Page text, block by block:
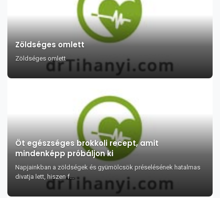
Zöldséges omlett
Zöldséges omlett
Öt egészséges brokkoli recept, amit
mindenképp próbáljon ki
Napjainkban a zöldségek és gyümölcsök préselésének hatalmas
divatja lett, hiszen f...